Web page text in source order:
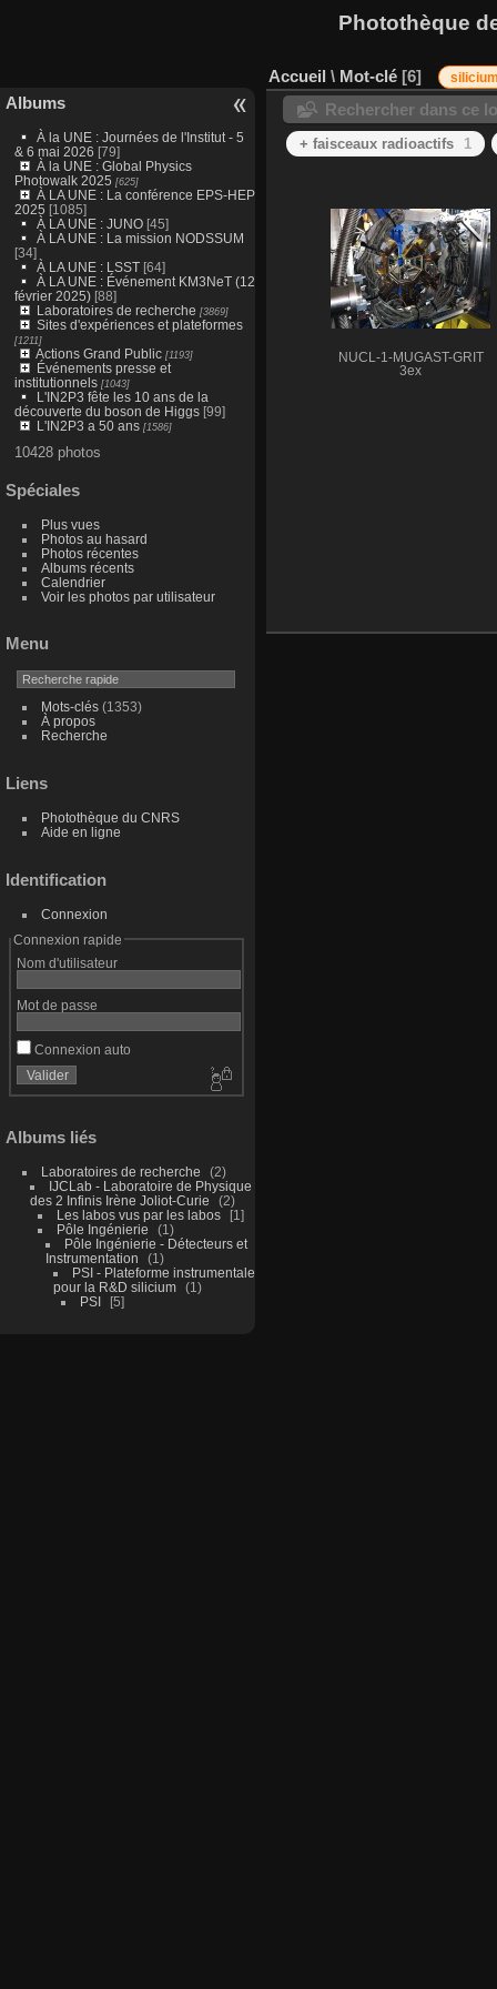
Photothèque
Albums
À la UNE : Journées de l'Institut - 5
& 6 mai 2026 [79]
À la UNE : Global Physics
Photowalk 2025 [625]
À LA UNE : La conférence EPS-HEP
2025 [1085]
À LA UNE : JUNO [45]
À LA UNE : La mission NODSSUM
[34]
À LA UNE : LSST[64]
À LA UNE : Événement KM3NeT (12
février 2025)[88]
Laboratoires de recherche [3869]
Sites d'expériences et plateformes
[1211]
Actions Grand Public[1193]
Événements presse et
institutionnels[1043]
L'IN2P3 fête les 10 ans de la
découverte du boson de Higgs[99]
L'IN2P3 a 50 ans[1586]
10428 photos
Spéciales
Plus vues
Photos au hasard
Photos récentes
Albums récents
Calendrier
Voir les photos par utilisateur
Menu
Mots-clés(1353)
À propos
Recherche
Liens
Photothèque du CNRS
Aide en ligne
Identification
Connexion
Connexion rapide
Nom d'utilisateur
Mot de passe
Connexion auto
Albums liés
Laboratoires de recherche
2
IJCLab - Laboratoire de Physique
des 2 Infinis Irène Joliot-Curie
2
Les labos vus par les labos
1
Pôle Ingénierie
1
Pôle Ingénierie - Détecteurs et
Instrumentation
1
PSI - Plateforme instrumentale
pour la R&D silicium
1
PSI
5
Accueil \ Mot-clé 6
Rechercher dans ce
+ faisceaux radioactifs 1
NUCL-1-MUGAST-GRIT
3ex